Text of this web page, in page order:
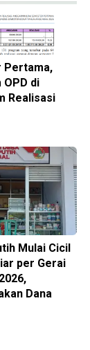
Pertama,
OPD di
Realisasi
Mulai Cicil
per Gerai
Dana